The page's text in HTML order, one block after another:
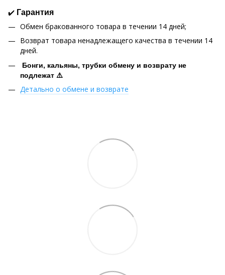
✔️ Гарантия
Обмен бракованного товара в течении 14 дней;
Возврат товара ненадлежащего качества в течении 14
дней.
Бонги, кальяны, трубки обмену и возврату не
подлежат ⚠️
Детально о обмене и возврате